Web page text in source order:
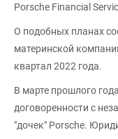
Porsche Financial
О подобных планах
материнской
квартал 2022 года.
В марте прошлого
договоренности с
"дочек" Porsche.